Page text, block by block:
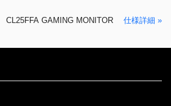
CL25FFA GAMING MONITOR 仕様詳細 »